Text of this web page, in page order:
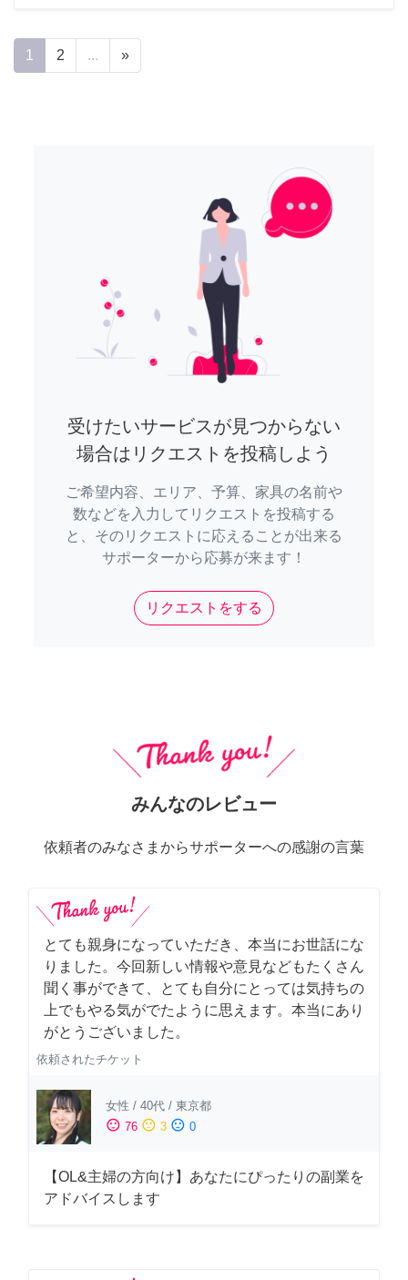
1 2 ... »
受けたいサービスが見つからない
場合はリクエストを投稿しよう
ご希望内容、エリア、予算、家具の名前や
数などを入力してリクエストを投稿する
と、そのリクエストに応えることが出来る
サポーターから応募が来ます！
リクエストをする
みんなのレビュー
依頼者のみなさまからサポーターへの感謝の言葉
とても親身になっていただき、本当にお世話にな
りました。今回新しい情報や意見などもたくさん
聞く事ができて、とても自分にとっては気持ちの
上でもやる気がでたように思えます。本当にあり
がとうございました。
依頼されたチケット
女性 / 40代 / 東京都
sentiment_satisfied 76 sentiment_neutral 3 sentiment_dissatisfied 0
【OL&主婦の方向け】あなたにぴったりの副業を
アドバイスします